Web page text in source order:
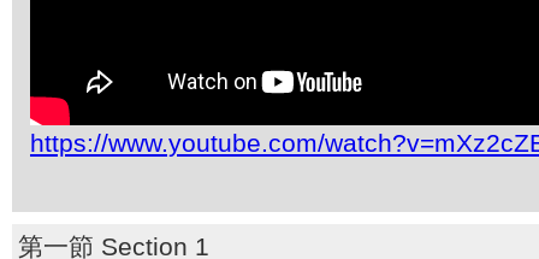
https://www.youtube.com/
第一節 Section 1